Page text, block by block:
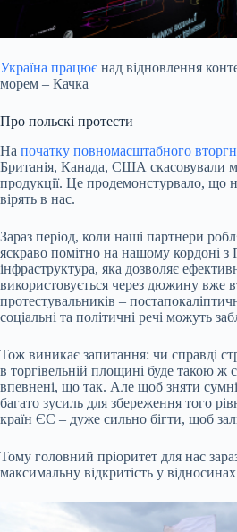
Україна працює над відновлення
морем – Качка
Про польскі протести
На початку повномасштабного
Британія, Канада, США скасовували
продукції. Це продемонстурвало, що
вірять в нас.
Зараз період, коли наші партнери
яскраво помітно на нашому кордоні
інфраструктура, яка дозволяє
використовується через дюжину вже
протестувальників –
соціальні та політичні речі можуть
Тож виникає запитання: чи справді
в торгівельній площині буде такою ж
впевнені, що так. Але щоб зняти
багато зусиль для збереження того
країн ЄС – дуже сильно бігти, щоб
Тому головний пріоритет для нас
максимальну відкритість у